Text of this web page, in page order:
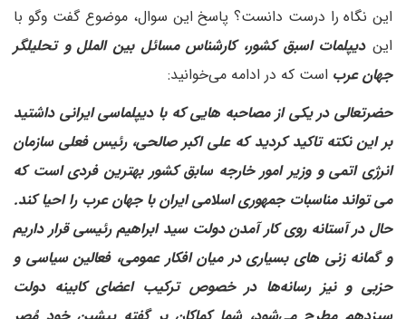
این نگاه را درست دانست؟ پاسخ این سوال، موضوع گفت وگو با
ایندیپلمات اسبق کشور، کارشناس مسائل بین الملل و تحلیلگر
جهان عرب است که در ادامه می‌خوانید:
حضرتعالی در یکی از مصاحبه هایی که با دیپلماسی ایرانی داشتید
بر این نکته تاکید کردید که علی اکبر صالحی، رئیس فعلی سازمان
انرژی اتمی و وزیر امور خارجه سابق کشور بهترین فردی است که
می تواند مناسبات جمهوری اسلامی ایران با جهان عرب را احیا کند.
حال در آستانه روی کار آمدن دولت سید ابراهیم رئیسی قرار داریم
و گمانه زنی های بسیاری در میان افکار عمومی، فعالین سیاسی و
حزبی و نیز رسانه‌ها در خصوص ترکیب اعضای کابینه دولت